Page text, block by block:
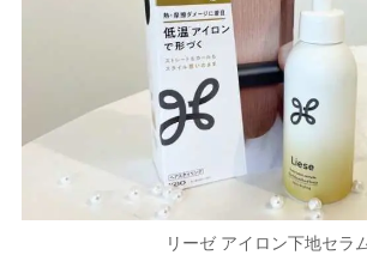
リーゼ アイロン下地セラ